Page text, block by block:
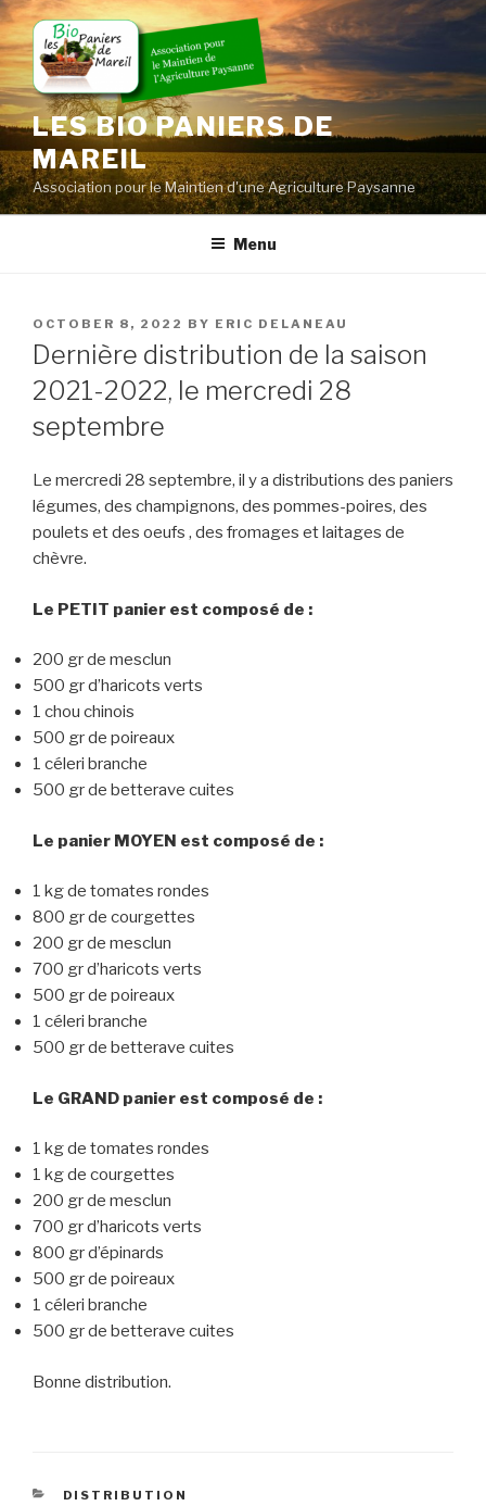
Skip
to
content
LES BIO PANIERS DE
MAREIL
Association pour le Maintien d'une Agriculture Paysanne
Menu
POSTED
ON
OCTOBER 8, 2022 BY ERIC DELANEAU
Dernière distribution de la saison
2021-2022, le mercredi 28
septembre
Le mercredi 28 septembre, il y a distributions des paniers
légumes, des champignons, des pommes-poires, des
poulets et des oeufs , des fromages et laitages de
chèvre.
Le PETIT panier est composé de :
200 gr de mesclun
500 gr d’haricots verts
1 chou chinois
500 gr de poireaux
1 céleri branche
500 gr de betterave cuites
Le panier MOYEN est composé de :
1 kg de tomates rondes
800 gr de courgettes
200 gr de mesclun
700 gr d’haricots verts
500 gr de poireaux
1 céleri branche
500 gr de betterave cuites
Le GRAND panier est composé de :
1 kg de tomates rondes
1 kg de courgettes
200 gr de mesclun
700 gr d’haricots verts
800 gr d’épinards
500 gr de poireaux
1 céleri branche
500 gr de betterave cuites
Bonne distribution.
CATEGORIES
DISTRIBUTION